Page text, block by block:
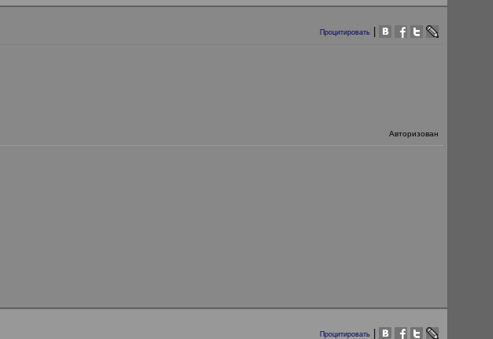
Процитировать
Авторизован
Процитировать